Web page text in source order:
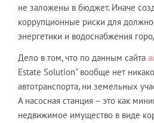
не заложены в бюджет. Иначе
коррупционные риски для
энергетики и водоснабжения
Дело в том, что по данным сайта
Estate Solution" вообще нет
автотранспорта, ни земельных
А насосная станция – это как
недвижимое имущество в виде